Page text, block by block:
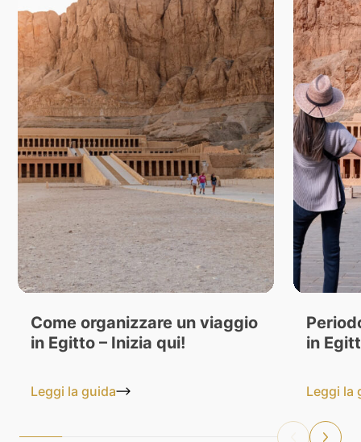
Come organizzare un viaggio
in Egitto – Inizia qui!
Leggi la guida
in
Leggi la